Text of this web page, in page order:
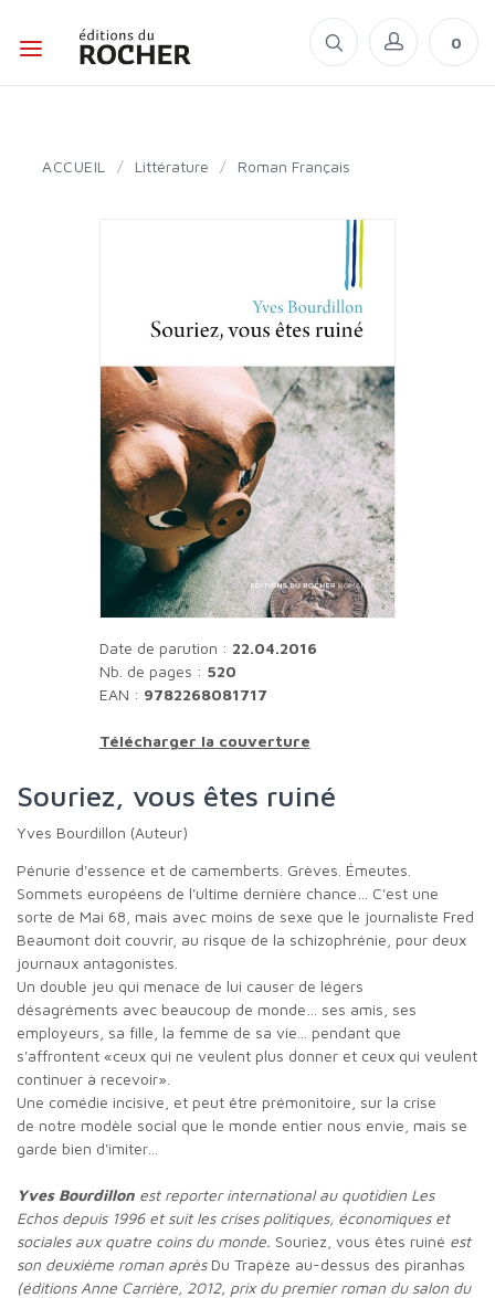
0
ACCUEIL / Littérature / Roman Français
Date de parution : 22.04.2016
Nb. de pages : 520
EAN : 9782268081717
Télécharger la couverture
Souriez, vous êtes ruiné
Yves Bourdillon (Auteur)
Pénurie d'essence et de camemberts. Grèves. Émeutes.
Sommets européens de l'ultime dernière chance… C'est une
sorte de Mai 68, mais avec moins de sexe que le journaliste Fred
Beaumont doit couvrir, au risque de la schizophrénie, pour deux
journaux antagonistes.
Un double jeu qui menace de lui causer de légers
désagréments avec beaucoup de monde… ses amis, ses
employeurs, sa fille, la femme de sa vie... pendant que
s'affrontent «ceux qui ne veulent plus donner et ceux qui veulent
continuer à recevoir».
Une comédie incisive, et peut être prémonitoire, sur la crise
de notre modèle social que le monde entier nous envie, mais se
garde bien d'imiter…
Yves Bourdillon est reporter international au quotidien Les
Echos depuis 1996 et suit les crises politiques, économiques et
sociales aux quatre coins du monde. Souriez, vous êtes ruiné est
son deuxième roman après Du Trapèze au-dessus des piranhas
(éditions Anne Carrière, 2012, prix du premierroman du salon du